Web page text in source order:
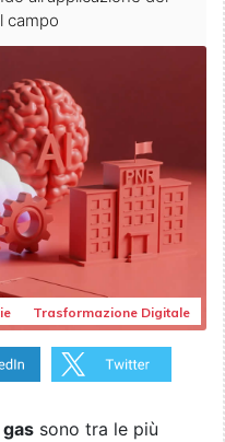
campo
Trasformazione Digitale
sono tra le più